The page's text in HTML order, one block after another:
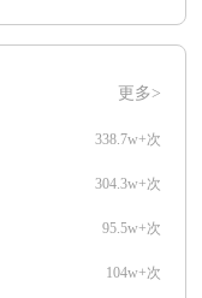
更多>
338.7w+次
304.3w+次
95.5w+次
104w+次